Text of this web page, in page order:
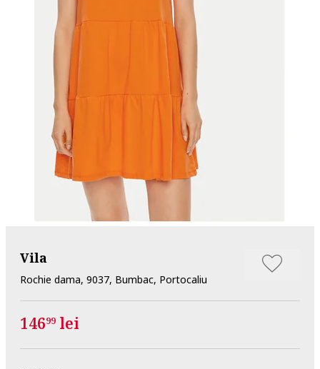
Vila
Rochie dama, 9037, Bumbac, Portocaliu
14699 lei